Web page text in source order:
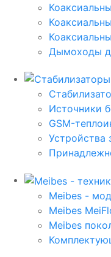
Дымоходы
Источники
GSM-
Meibes -
Meibes
Meibes